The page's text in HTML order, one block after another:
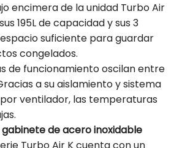
encimera de la unidad Turbo Air
195L de capacidad y sus 3
suficiente para guardar
congelados.
de funcionamiento oscilan entre
a su aislamiento y sistema
ventilador, las temperaturas
de acero inoxidable